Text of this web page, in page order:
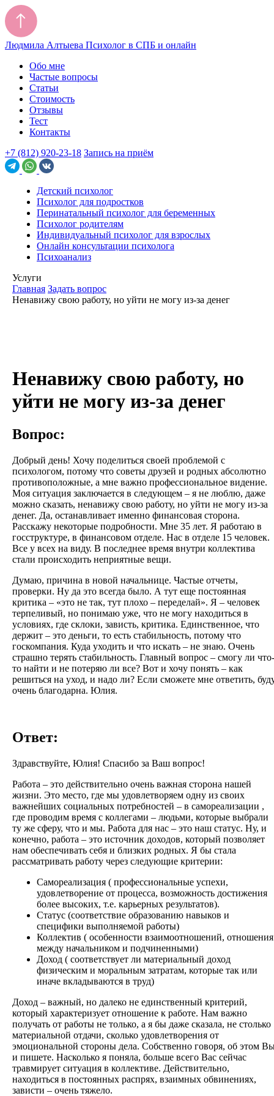
Людмила Алтыева Психолог в СПБ и онлайн
Обо мне
Частые вопросы
Статьи
Стоимость
Отзывы
Тест
Контакты
+7 (812) 920-23-18 Запись на приём
Детский психолог
Психолог для подростков
Перинатальный психолог для беременных
Психолог родителям
Индивидуальный психолог для взрослых
Онлайн консультации психолога
Психоанализ
Услуги
Главная Задать вопрос
Ненавижу свою работу, но уйти не могу из-за денег
Ненавижу свою работу, но
уйти не могу из-за денег
Вопрос:
Добрый день! Хочу поделиться своей проблемой с
психологом, потому что советы друзей и родных абсолютно
противоположные, а мне важно профессиональное видение.
Моя ситуация заключается в следующем – я не люблю, даже
можно сказать, ненавижу свою работу, но уйти не могу из-за
денег. Да, останавливает именно финансовая сторона.
Расскажу некоторые подробности. Мне 35 лет. Я работаю в
госструктуре, в финансовом отделе. Нас в отделе 15 человек.
Все у всех на виду. В последнее время внутри коллектива
стали происходить неприятные вещи.
Думаю, причина в новой начальнице. Частые отчеты,
проверки. Ну да это всегда было. А тут еще постоянная
критика – «это не так, тут плохо – переделай». Я – человек
терпеливый, но понимаю уже, что не могу находиться в
условиях, где склоки, зависть, критика. Единственное, что
держит – это деньги, то есть стабильность, потому что
госкомпания. Куда уходить и что искать – не знаю. Очень
страшно терять стабильность. Главный вопрос – смогу ли что-
то найти и не потеряю ли все? Вот и хочу понять – как
решиться на уход, и надо ли? Если сможете мне ответить,
очень благодарна. Юлия.
Ответ:
Здравствуйте, Юлия! Спасибо за Ваш вопрос!
Работа – это действительно очень важная сторона нашей
жизни. Это место, где мы удовлетворяем одну из своих
важнейших социальных потребностей – в самореализации ,
где проводим время с коллегами – людьми, которые выбрали
ту же сферу, что и мы. Работа для нас – это наш статус. Ну, и
конечно, работа – это источник доходов, который позволяет
нам обеспечивать себя и близких родных. Я бы стала
рассматривать работу через следующие критерии:
Самореализация ( профессиональные успехи,
удовлетворение от процесса, возможность достижения
более высоких, т.е. карьерных результатов).
Статус (соответствие образованию навыков и
специфики выполняемой работы)
Коллектив ( особенности взаимоотношений, отношения
между начальником и подчиненными)
Доход ( соответствует ли материальный доход
физическим и моральным затратам, которые так или
иначе вкладываются в труд)
Доход – важный, но далеко не единственный критерий,
который характеризует отношение к работе. Нам важно
получать от работы не только, а я бы даже сказала, не столько
материальной отдачи, сколько удовлетворения от
эмоциональной стороны дела. Собственно говоря, об этом
и пишете. Насколько я поняла, больше всего Вас сейчас
травмирует ситуация в коллективе. Действительно,
находиться в постоянных распрях, взаимных обвинениях,
зависти – очень тяжело.